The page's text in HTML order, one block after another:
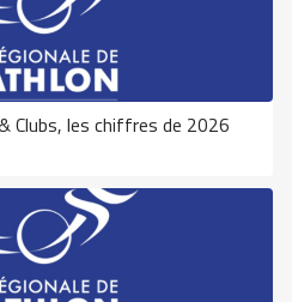
Clubs, les chiffres de 2026